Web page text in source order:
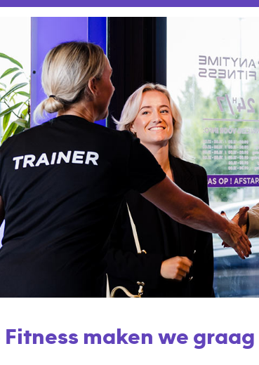
Fitness maken we graag